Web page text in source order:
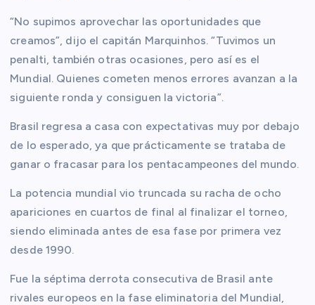
“No supimos aprovechar las oportunidades que
creamos”, dijo el capitán Marquinhos. “Tuvimos un
penalti, también otras ocasiones, pero así es el
Mundial. Quienes cometen menos errores avanzan a la
siguiente ronda y consiguen la victoria”.
Brasil regresa a casa con expectativas muy por debajo
de lo esperado, ya que prácticamente se trataba de
ganar o fracasar para los pentacampeones del mundo.
La potencia mundial vio truncada su racha de ocho
apariciones en cuartos de final al finalizar el torneo,
siendo eliminada antes de esa fase por primera vez
desde 1990.
Fue la séptima derrota consecutiva de Brasil ante
rivales europeos en la fase eliminatoria del Mundial,